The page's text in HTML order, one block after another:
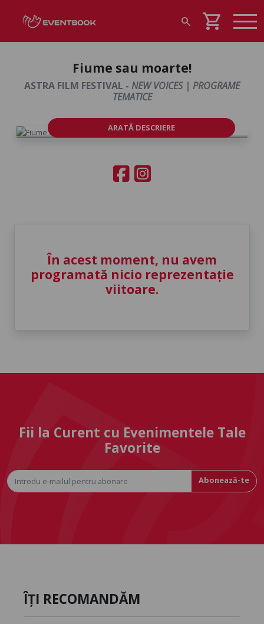
search shopping_cart
Fiume sau moarte!
ASTRA FILM FESTIVAL - NEW VOICES | PROGRAME
TEMATICE
ARATĂ DESCRIERE
În acest moment, nu avem
programată nicio reprezentație
viitoare.
Fii la Curent cu Evenimentele Tale
Favorite
Abonează-te
ÎȚI RECOMANDĂM